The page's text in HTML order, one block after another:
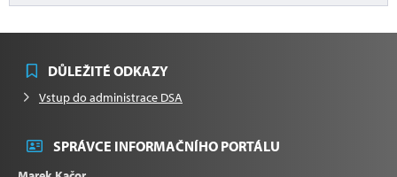
DŮLEŽITÉ ODKAZY
Vstup do administrace DSA
SPRÁVCE INFORMAČNÍHO PORTÁLU